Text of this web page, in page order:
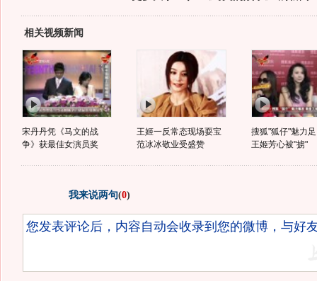
相关视频新闻
宋丹丹凭《马文的战
争》获最佳女演员奖
王姬一反常态现场耍宝
范冰冰敬业受盛赞
搜狐"狐仔"魅力
王姬芳心被"掳"
我来说两句(0)